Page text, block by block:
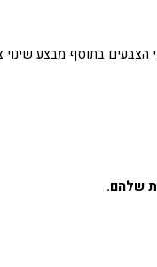
הצבעים בתוסף מבצע
שלהם.